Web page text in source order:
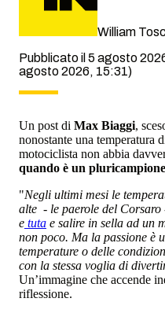
William
Pubblicato il 5 agosto
agosto 2026, 15:31)
Un post di Max Biaggi,
nonostante una temperatura
motociclista non abbia
quando è un
"Negli ultimi mesi le
alte - le paerole del Corsaro
e tuta e salire in sella ad un
non poco. Ma la passione è
temperature o delle
con la stessa voglia di
Un’immagine che accende
riflessione.